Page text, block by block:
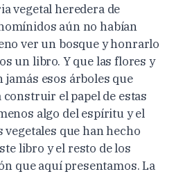
vegetal heredera de
aún no habían
ver un bosque y honrarlo
un libro. Y que las flores y
esos árboles que
el papel de estas
algo del espíritu y el
vegetales que han hecho
libro y el resto de los
que aquí presentamos. La